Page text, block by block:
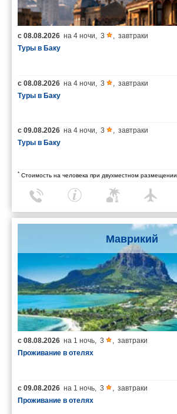
с 08.08.2026 на 4 ночи 3
завтраки
Туры в Баку
с 08.08.2026 на 4 ночи 3
завтраки
Туры в Баку
с 09.08.2026 на 4 ночи 3
завтраки
Туры в Баку
* Стоимость на человека при двухместном размещении
Маврикий
с 08.08.2026 на 1 ночь, 3 , завтраки
Проживание в отелях
с 09.08.2026 на 1 ночь, 3 , завтраки
Проживание в отелях